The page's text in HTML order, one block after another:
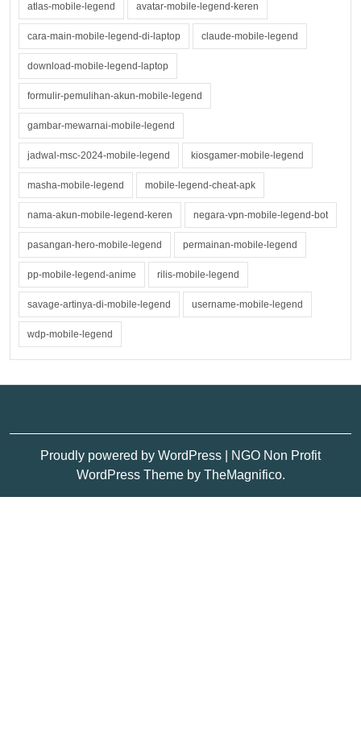
atlas-mobile-legend avatar-mobile-legend-keren
cara-main-mobile-legend-di-laptop claude-mobile-legend
download-mobile-legend-laptop
formulir-pemulihan-akun-mobile-legend
gambar-mewarnai-mobile-legend
jadwal-msc-2024-mobile-legend kiosgamer-mobile-legend
masha-mobile-legend mobile-legend-cheat-apk
nama-akun-mobile-legend-keren negara-vpn-mobile-legend-bot
pasangan-hero-mobile-legend permainan-mobile-legend
pp-mobile-legend-anime rilis-mobile-legend
savage-artinya-di-mobile-legend username-mobile-legend
wdp-mobile-legend
Proudly powered by WordPress
NGO Non Profit
WordPress Theme by TheMagnifico.